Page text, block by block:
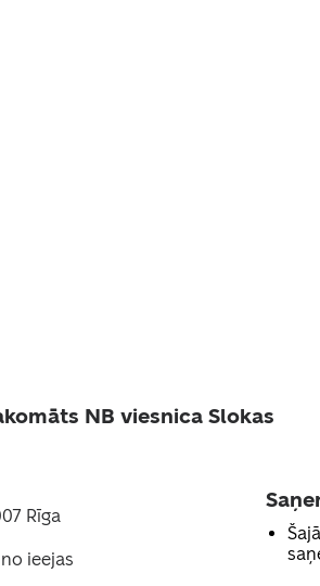
NB viesnica Slokas
Rīga
ieejas